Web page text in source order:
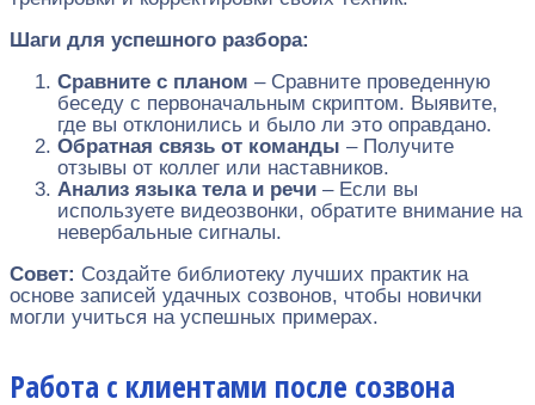
Шаги для успешного разбора:
Сравните с планом – Сравните проведенную
беседу с первоначальным скриптом. Выявите,
где вы отклонились и было ли это оправдано.
Обратная связь от команды – Получите
отзывы от коллег или наставников.
Анализ языка тела и речи – Если вы
используете видеозвонки, обратите внимание на
невербальные сигналы.
Совет: Создайте библиотеку лучших практик на
основе записей удачных созвонов, чтобы новички
могли учиться на успешных примерах.
Работа с клиентами после созвона